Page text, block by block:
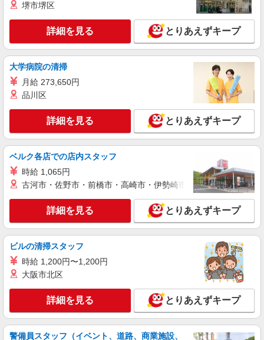
詳細を見る
パート
コンパスグループ・ジャパン株式会社 39577_p
NEW
調理補助【アルバイト・パート】
(試用期間2ヶ月) 残業が発生した場合、残業代を1
ＪＣＨＯうつのみや病院 （栃木県宇都宮市南
高砂町11-17）
キープ 詳細を見る
アルバイト
コンパスグループ・ジャパン株式会社 39298_p
NEW
調理補助【アルバイト・パート】
時給1,068円以上 試用期間中 時給1,068円以上
(試用期間2ヶ月) 残業が発生した場合、残業代を1
分単位で別途支給します。
宝木本町1239-1）
キープ 詳細を見る
パート
コンパスグループ・ジャパン株式会社 39704_p
NEW
調理補助【アルバイト・パート】
時給1,200円以上 試用期間中 時給1,200円以上
堺市堺区
詳細を見る とりあえずキープ
大学病院の清掃
月給 273,650円
品川区
詳細を見る とりあえずキープ
ベルク各店での店内スタッフ
時給 1,065円
古河市・佐野市・前橋市・高崎市・伊勢崎市・太田市・館林市
詳細を見る とりあえずキープ
ビルの清掃スタッフ
時給 1,200円〜1,200円
大阪市北区
詳細を見る とりあえずキープ
警備員スタッフ（イベント、道路、商業施設、